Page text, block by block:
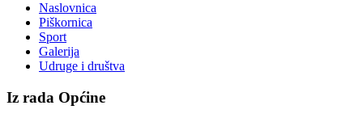
Naslovnica
Piškornica
Sport
Galerija
Udruge i društva
Iz rada Općine